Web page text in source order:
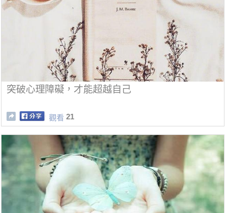
突破心理障礙，才能超越自己
觀看 21